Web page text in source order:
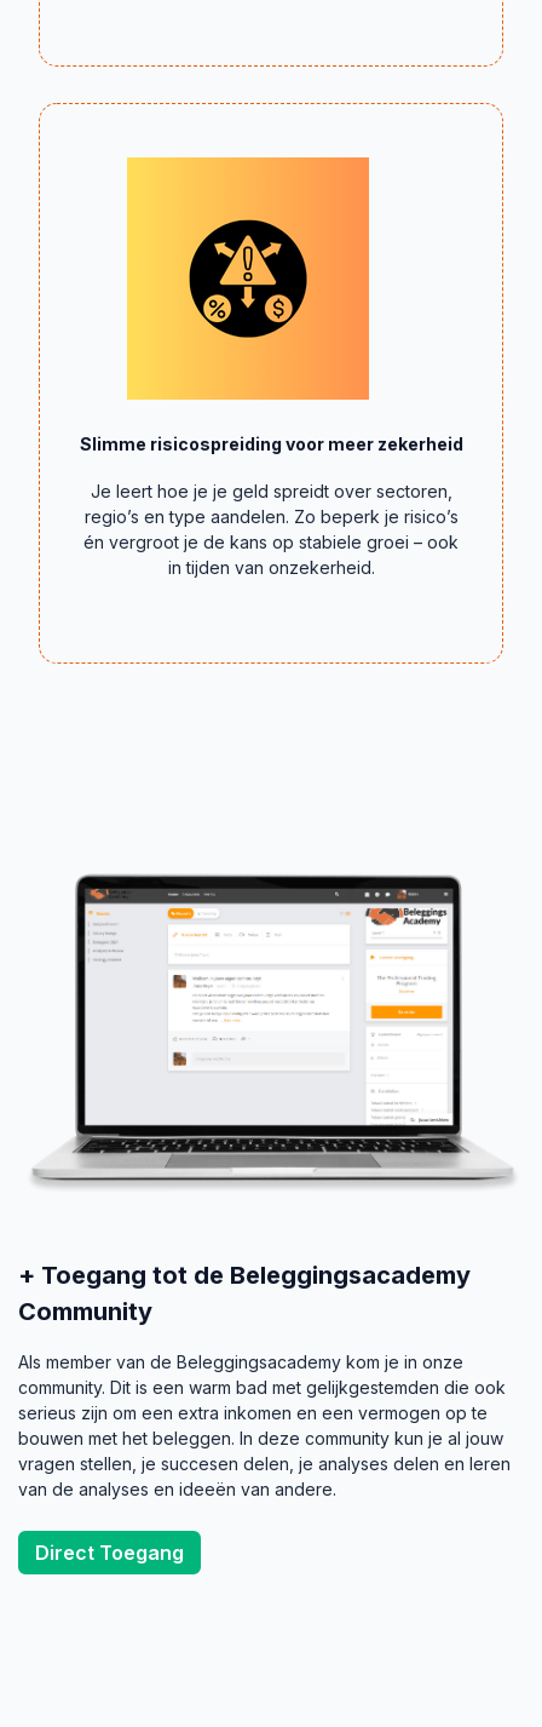
Slimme risicospreiding voor meer zekerheid
Je leert hoe je je geld spreidt over sectoren,
regio’s en type aandelen. Zo beperk je risico’s
én vergroot je de kans op stabiele groei – ook
in tijden van onzekerheid.
+ Toegang tot de Beleggingsacademy
Community
Als member van de Beleggingsacademy kom je in onze
community. Dit is een warm bad met gelijkgestemden die ook
serieus zijn om een extra inkomen en een vermogen op te
bouwen met het beleggen. In deze community kun je al jouw
vragen stellen, je succesen delen, je analyses delen en leren
van de analyses en ideeën van andere.
Direct Toegang